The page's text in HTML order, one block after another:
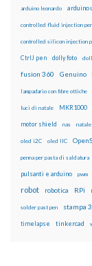
arduino leonardo arduino
controlled fluid injection pen
controlled silicon injection
CtrlJ pen dolly foto
fusion 360 Genuino
lampadario con fibre ottiche
luci di natale MKR1000
motor shield nas natale
oled i2C oled IIC
penna per pasta di saldatura
pulsanti e arduino pwm
robot robotica RPi
solder past pen stampa
timelapse tinkercad